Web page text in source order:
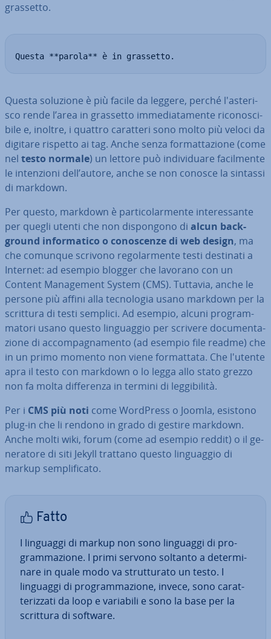
grassetto.
Questa **parola** è in grassetto.
Questa soluzione è più facile da leggere, perché l'a­ste­ri­
sco rende l’area in grassetto im­me­dia­ta­men­te ri­co­no­sci­
bi­le e, inoltre, i quattro caratteri sono molto più veloci da
digitare rispetto ai tag. Anche senza for­mat­ta­zio­ne (come
nel testo normale) un lettore può in­di­vi­dua­re fa­cil­men­te
le in­ten­zio­ni dell’autore, anche se non conosce la sintassi
di markdown.
Per questo, markdown è par­ti­co­lar­men­te in­te­res­san­te
per quegli utenti che non di­spon­go­no di alcun back­
ground in­for­ma­ti­co o co­no­scen­ze di web design, ma
che comunque scrivono re­go­lar­men­te testi destinati a
Internet: ad esempio blogger che lavorano con un
Content Ma­na­ge­ment System (CMS). Tuttavia, anche le
persone più affini alla tec­no­lo­gia usano markdown per la
scrittura di testi semplici. Ad esempio, alcuni pro­gram­
ma­to­ri usano questo lin­guag­gio per scrivere do­cu­men­ta­
zio­ne di ac­com­pa­gna­men­to (ad esempio file readme) che
in un primo momento non viene for­mat­ta­ta. Che l'utente
apra il testo con markdown o lo legga allo stato grezzo
non fa molta dif­fe­ren­za in termini di leg­gi­bi­li­tà.
Per i CMS più noti come WordPress o Joomla, esistono
plug-in che li rendono in grado di gestire markdown.
Anche molti wiki, forum (come ad esempio reddit) o il ge­
ne­ra­to­re di siti Jekyll trattano questo lin­guag­gio di
markup sem­pli­fi­ca­to.
Fatto
I linguaggi di markup non sono linguaggi di pro­
gram­ma­zio­ne. I primi servono soltanto a de­ter­mi­
na­re in quale modo va strut­tu­ra­to un testo. I
linguaggi di pro­gram­ma­zio­ne, invece, sono ca­rat­
te­riz­za­ti da loop e variabili e sono la base per la
scrittura di software.